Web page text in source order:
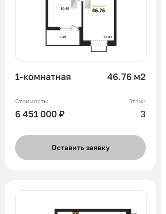
1-комнатная 46.76 м2
Стоимость:
6 451 000 ₽
Этаж:
3
Оставить заявку